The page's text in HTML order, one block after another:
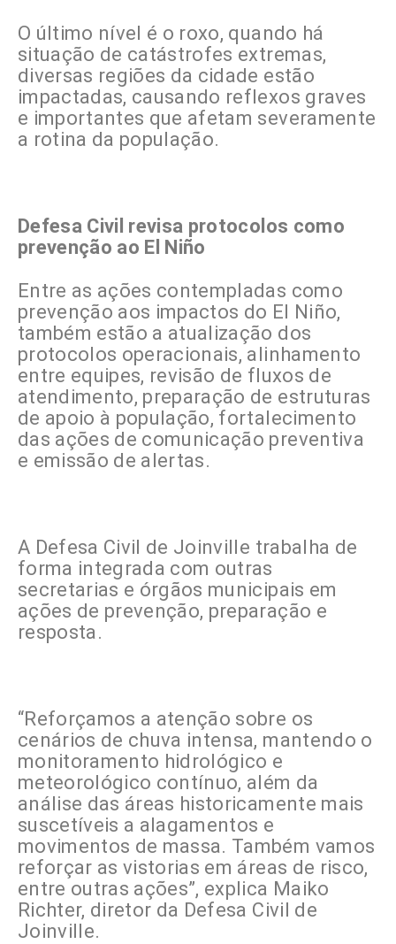
O último nível é o roxo, quando há
situação de catástrofes extremas,
diversas regiões da cidade estão
impactadas, causando reflexos graves
e importantes que afetam severamente
a rotina da população.
Defesa Civil revisa protocolos como
prevenção ao El Niño
Entre as ações contempladas como
prevenção aos impactos do El Niño,
também estão a atualização dos
protocolos operacionais, alinhamento
entre equipes, revisão de fluxos de
atendimento, preparação de estruturas
de apoio à população, fortalecimento
das ações de comunicação preventiva
e emissão de alertas.
A Defesa Civil de Joinville trabalha de
forma integrada com outras
secretarias e órgãos municipais em
ações de prevenção, preparação e
resposta.
“Reforçamos a atenção sobre os
cenários de chuva intensa, mantendo o
monitoramento hidrológico e
meteorológico contínuo, além da
análise das áreas historicamente mais
suscetíveis a alagamentos e
movimentos de massa. Também vamos
reforçar as vistorias em áreas de risco,
entre outras ações”, explica Maiko
Richter, diretor da Defesa Civil de
Joinville.